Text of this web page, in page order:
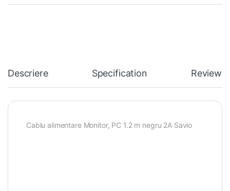
Descriere Specification Reviews
Cablu alimentare Monitor, PC 1.2 m negru 2A Savio